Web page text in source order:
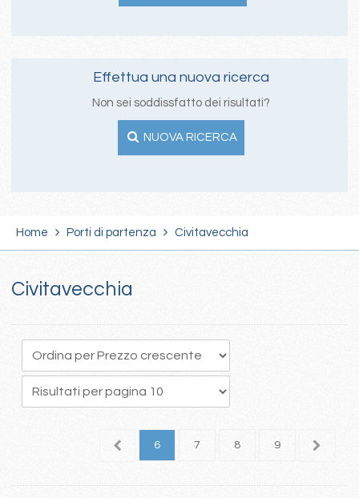
Effettua una nuova ricerca
Non sei soddissfatto dei risultati?
NUOVA RICERCA
Home Porti di partenza Civitavecchia
Civitavecchia
5 6 7 8 9 10